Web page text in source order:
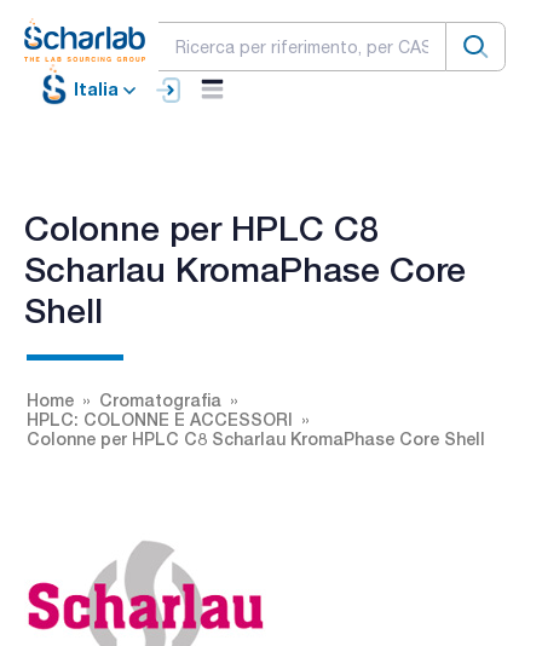
Italia
Colonne per HPLC C8
Scharlau KromaPhase Core
Shell
Home
Cromatografia
HPLC: COLONNE E ACCESSORI
Colonne per HPLC C8 Scharlau KromaPhase Core Shell